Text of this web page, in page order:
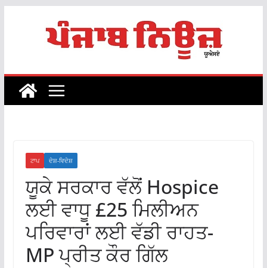
ਟਾਪ ਦੇਸ਼-ਵਿਦੇਸ਼
ਯੂਕੇ ਸਰਕਾਰ ਵੱਲੋਂ Hospice
ਲਈ ਵਾਧੂ £25 ਮਿਲੀਅਨ
ਪਰਿਵਾਰਾਂ ਲਈ ਵੱਡੀ ਰਾਹਤ-
MP ਪ੍ਰੀਤ ਕੌਰ ਗਿੱਲ